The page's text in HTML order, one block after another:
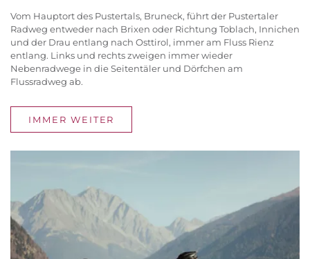
Vom Hauptort des Pustertals, Bruneck, führt der Pustertaler
Radweg entweder nach Brixen oder Richtung Toblach, Innichen
und der Drau entlang nach Osttirol, immer am Fluss Rienz
entlang. Links und rechts zweigen immer wieder
Nebenradwege in die Seitentäler und Dörfchen am
Flussradweg ab.
IMMER WEITER